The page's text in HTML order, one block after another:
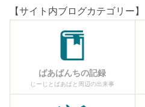
【サイト内ブログカテゴリー】
ばあばんちの記録
じーじとばあばと周辺の出来事